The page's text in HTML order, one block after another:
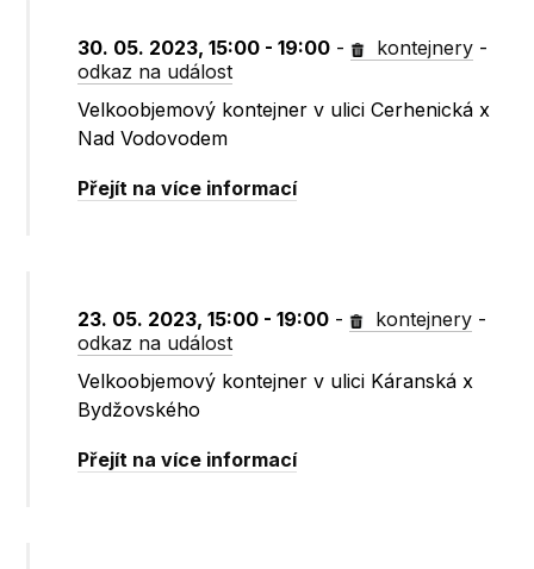
30. 05. 2023, 15:00 - 19:00 - kontejnery -
odkaz na událost
Velkoobjemový kontejner v ulici Cerhenická x
Nad Vodovodem
Přejít na více informací
23. 05. 2023, 15:00 - 19:00 - kontejnery -
odkaz na událost
Velkoobjemový kontejner v ulici Káranská x
Bydžovského
Přejít na více informací